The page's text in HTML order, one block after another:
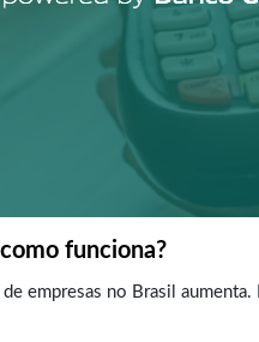
funciona?
empresas no Brasil